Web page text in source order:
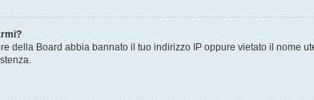
della Board abbia bannato il tuo indirizzo IP oppure vietato il